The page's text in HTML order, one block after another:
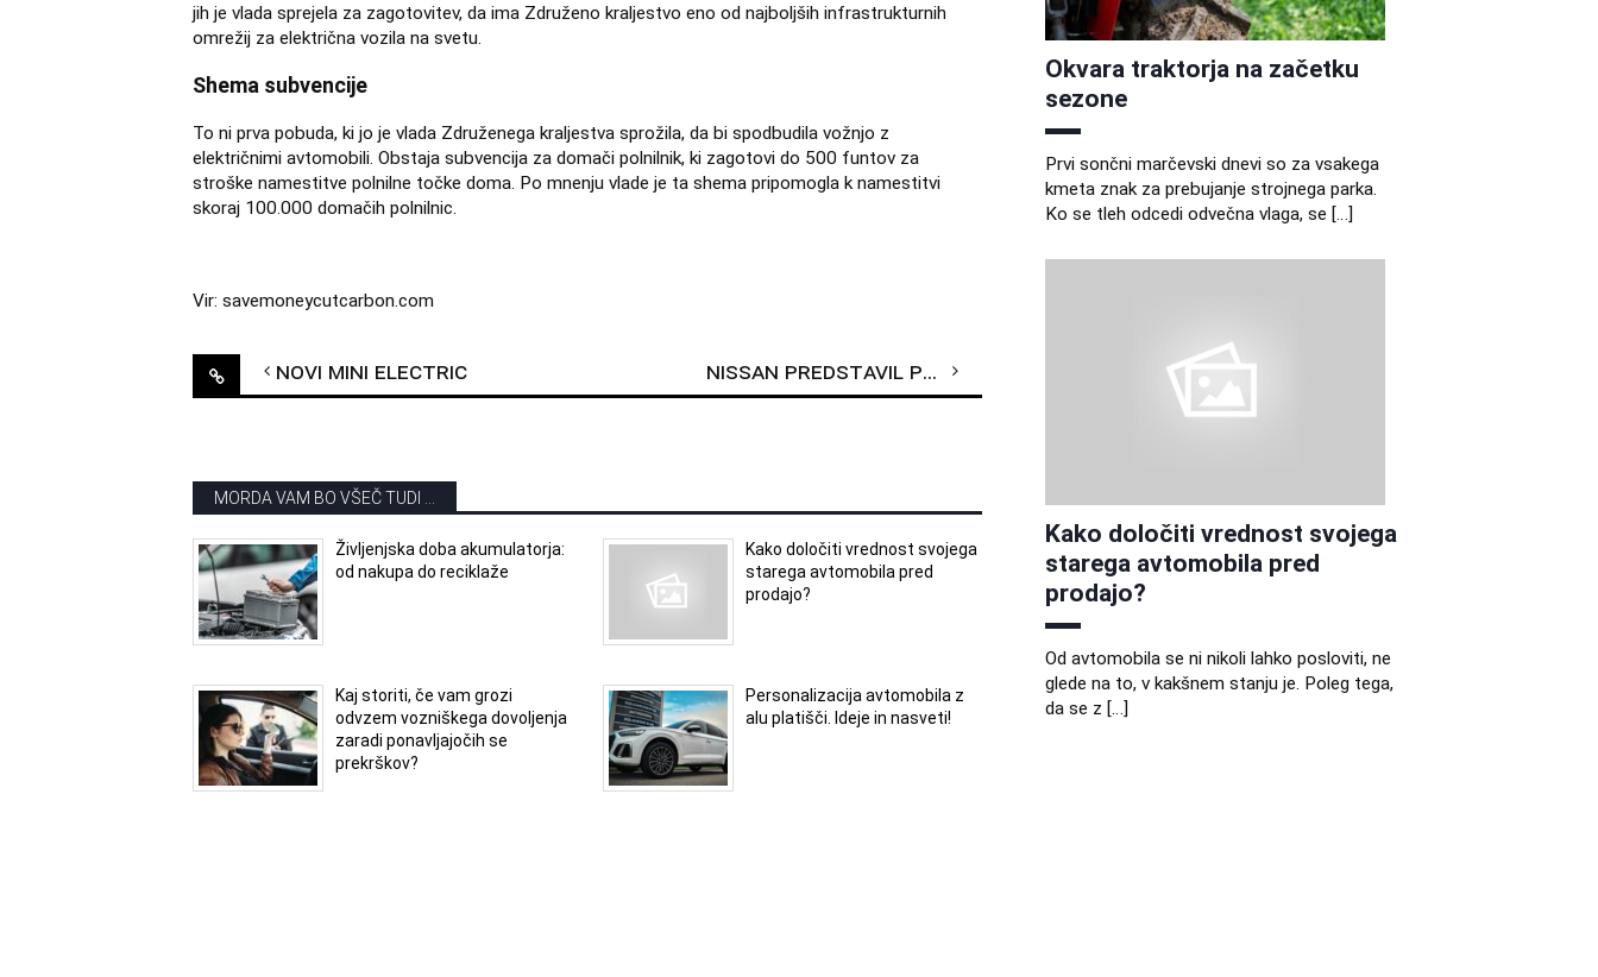
jih je vlada sprejela za zagotovitev, da ima Združeno kraljestvo eno od najboljših infrastrukturnih
omrežij za električna vozila na svetu.
Shema subvencije
To ni prva pobuda, ki jo je vlada Združenega kraljestva sprožila, da bi spodbudila vožnjo z
električnimi avtomobili. Obstaja subvencija za domači polnilnik, ki zagotovi do 500 funtov za
stroške namestitve polnilne točke doma. Po mnenju vlade je ta shema pripomogla k namestitvi
skoraj 100.000 domačih polnilnic.
Vir: savemoneycutcarbon.com
PostNovi MINI Electric Nissan predstavil pol-tovornjak z dometom 400 kilometrov
MORDA VAM BO VŠEČ TUDI ...
Življenjska doba akumulatorja:
od nakupa do reciklaže
Kako določiti vrednost svojega
starega avtomobila pred
prodajo?
Kaj storiti, če vam grozi
odvzem vozniškega dovoljenja
zaradi ponavljajočih se
prekrškov?
Personalizacija avtomobila z
alu platišči. Ideje in nasveti!
Okvara traktorja na začetku
sezone
Prvi sončni marčevski dnevi so za vsakega
kmeta znak za prebujanje strojnega parka.
Ko se tleh odcedi odvečna vlaga, se […]
Kako določiti vrednost svojega
starega avtomobila pred
prodajo?
Od avtomobila se ni nikoli lahko posloviti, ne
glede na to, v kakšnem stanju je. Poleg tega,
da se z […]